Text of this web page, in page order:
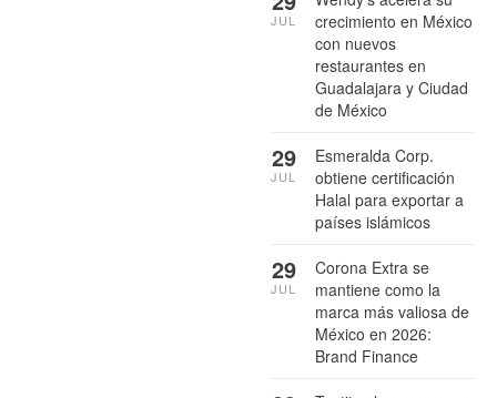
crecimiento en México
con nuevos
restaurantes en
Guadalajara y Ciudad
de México
JUL
Esmeralda Corp.
obtiene certificación
Halal para exportar a
países islámicos
29
JUL
Corona Extra se
mantiene como la
marca más valiosa de
México en 2026:
Brand Finance
29
JUL